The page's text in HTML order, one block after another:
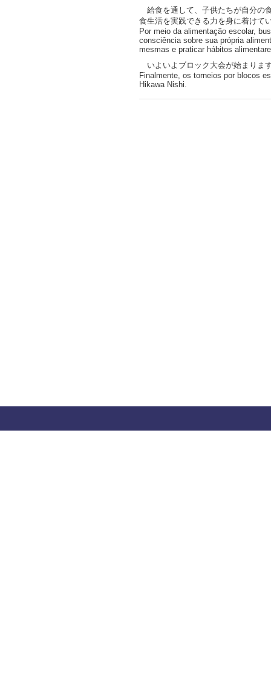
給食を通して、子供たちが自分の
食生活を実践できる力を身に着けて
Por meio da alimentação escolar,
consciência sobre sua própria
mesmas e praticar hábitos
いよいよブロック大会が始まりま
Finalmente, os torneios por blocos
Hikawa Nishi.